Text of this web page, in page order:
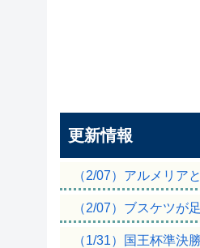
更新情報
（2/07）アルメリア
（2/07）ブスケツが
（1/31）国王杯準決